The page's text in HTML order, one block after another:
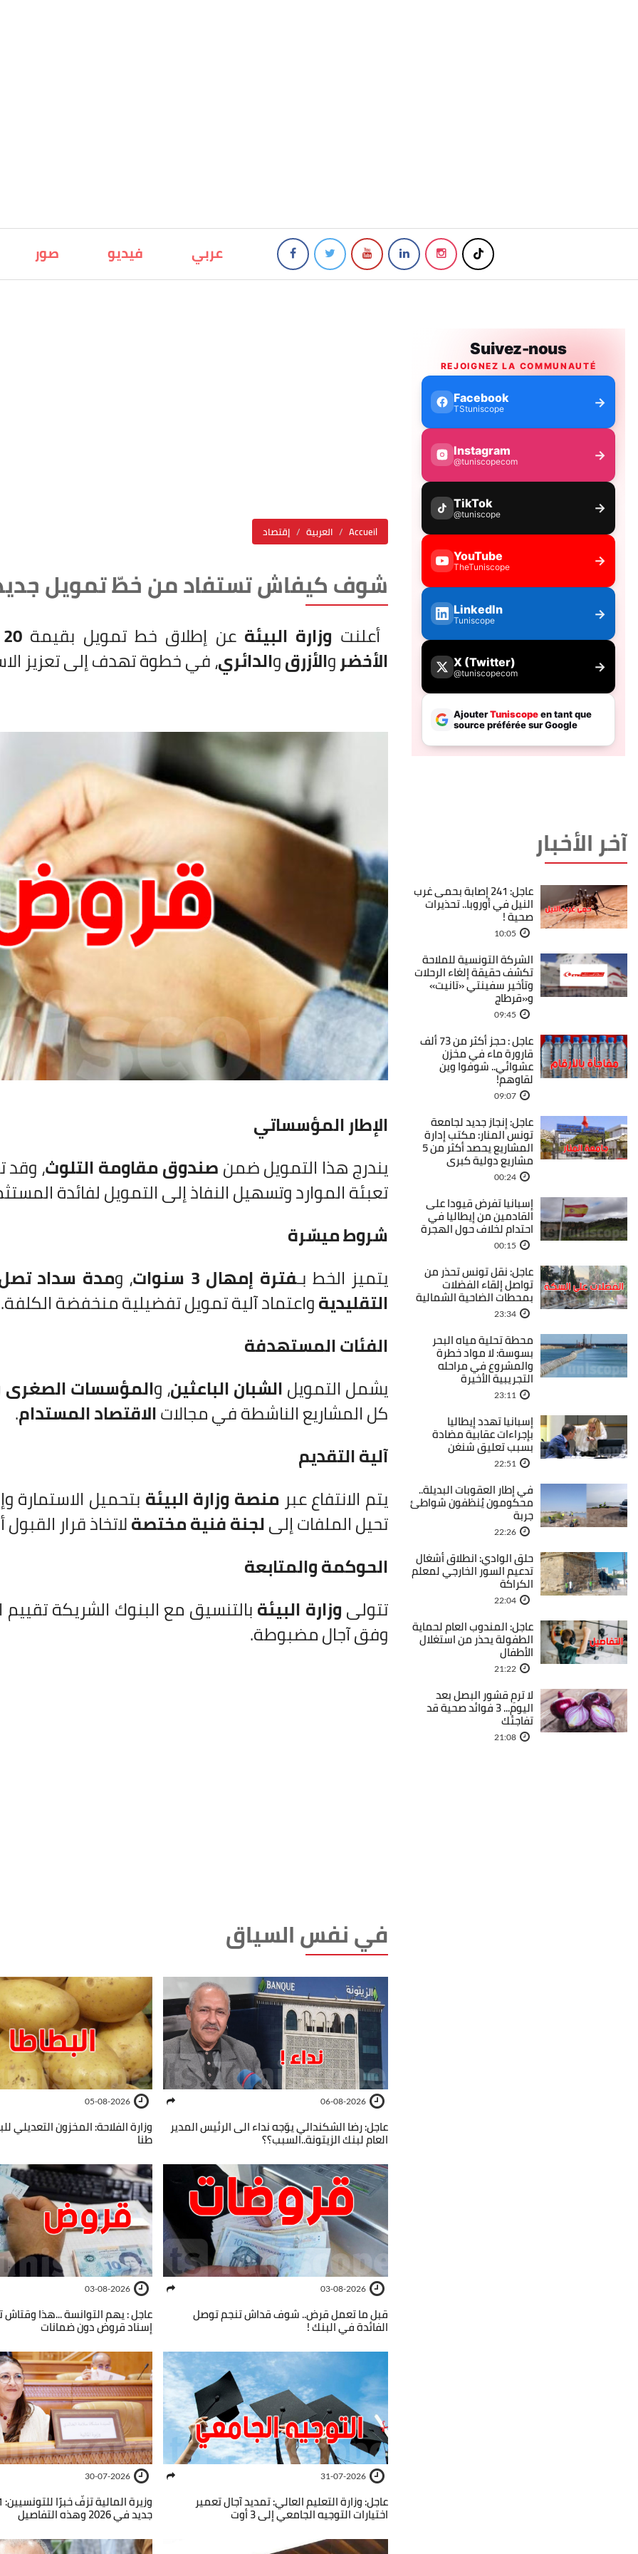
صور فيديو عربي
إقتصاد العربية Accueil
شوف كيفاش تستفاد من خطّ تمويل جديد
أعلنت وزارة البيئة عن إطلاق خط تمويل بقيمة20 مليون دينار
الأخضروالأزرقوالدائري، في خطوة تهدف إلى تعزيز
الإطار المؤسساتي
يندرج هذا التمويل ضمنصندوق مقاومة التلوث، وقد
تعبئة الموارد وتسهيل النفاذ إلى التمويل لفائدة
شروط ميسّرة
يتميز الخط بـفترة إمهال 3 سنوات ، ومدة سداد تصل إلى
التقليديةواعتماد آلية تمويل تفضيلية منخفضة الكلفة.
الفئات المستهدفة
يشمل التمويلالشبان الباعثين، والمؤسسات
كل المشاريع الناشطة في مجالاتالاقتصاد المستدام.
آلية التقديم
يتم الانتفاع عبر منصة وزارة البيئة بتحميل الاستمارة
تحيل الملفات إلىلجنة فنية مختصةلاتخاذ قرار
الحوكمة والمتابعة
تتولىوزارة البيئةبالتنسيق مع البنوك الشريكة تقييم
وفق آجال مضبوطة.
في نفس السياق
06-08-2026
عاجل: رضا الشكندالي يوّجه نداء الى الرئيس المدير
العام لبنك الزيتونة..السبب؟؟
05-08-2026
طنا
03-08-2026
قبل ما تعمل قرض.. شوف قداش تنجم توصل
الفائدة في البنك !
03-08-2026
عاجل : يهم التوانسة ...هذا وقتاش
إسناد قروض دون ضمانات
31-07-2026
عاجل: وزارة التعليم العالي: تمديد آجال تعمير
اختيارات التوجيه الجامعي إلى 3 أوت
30-07-2026
جديد في 2026 وهذه التفاصيل
آخر الأخبار
عاجل: 241 إصابة بحمى غرب
النيل في أوروبا.. تحذيرات
صحية !
10:05
الشركة التونسية للملاحة
تكشف حقيقة إلغاء الرحلات
وتأخير سفينتي «تانيت»
و«قرطاج
09:45
عاجل : حجز أكثر من 73 ألف
قارورة ماء في مخزن
عشوائي.. شوفوا وين
لقاوهم!
09:07
عاجل: إنجاز جديد لجامعة
تونس المنار: مكتب إدارة
المشاريع يحصد أكثر من 5
مشاريع دولية كبرى
00:24
إسبانيا تفرض قيودا على
القادمين من إيطاليا في
احتدام لخلاف حول الهجرة
00:15
عاجل: نقل تونس تحذر من
تواصل إلقاء الفضلات
بمحطات الضاحية الشمالية
23:34
محطة تحلية مياه البحر
بسوسة: لا مواد خطرة
والمشروع في مراحله
التجريبية الأخيرة
23:11
إسبانيا تهدد إيطاليا
بإجراءات عقابية مضادة
بسبب تعليق شنغن
22:51
في إطار العقوبات البديلة..
محكومون يُنظفون شواطئ
جربة
22:26
حلق الوادي: انطلاق أشغال
تدعيم السور الخارجي لمعلم
الكراكة
22:04
عاجل: المندوب العام لحماية
الطفولة يحذر من استغلال
الأطفال
21:22
لا ترمِ قشور البصل بعد
اليوم... 3 فوائد صحية قد
تفاجئك
21:08